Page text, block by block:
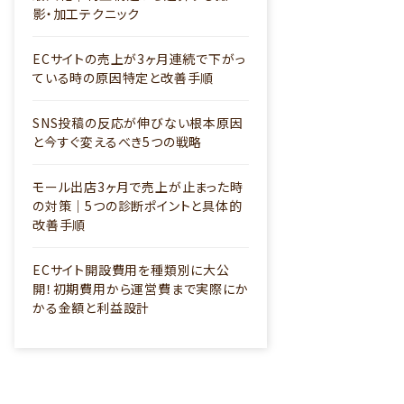
影・加工テクニック
ECサイトの売上が3ヶ月連続で下がっ
ている時の原因特定と改善手順
SNS投稿の反応が伸びない根本原因
と今すぐ変えるべき5つの戦略
モール出店3ヶ月で売上が止まった時
の対策｜5つの診断ポイントと具体的
改善手順
ECサイト開設費用を種類別に大公
開！初期費用から運営費まで実際にか
かる金額と利益設計